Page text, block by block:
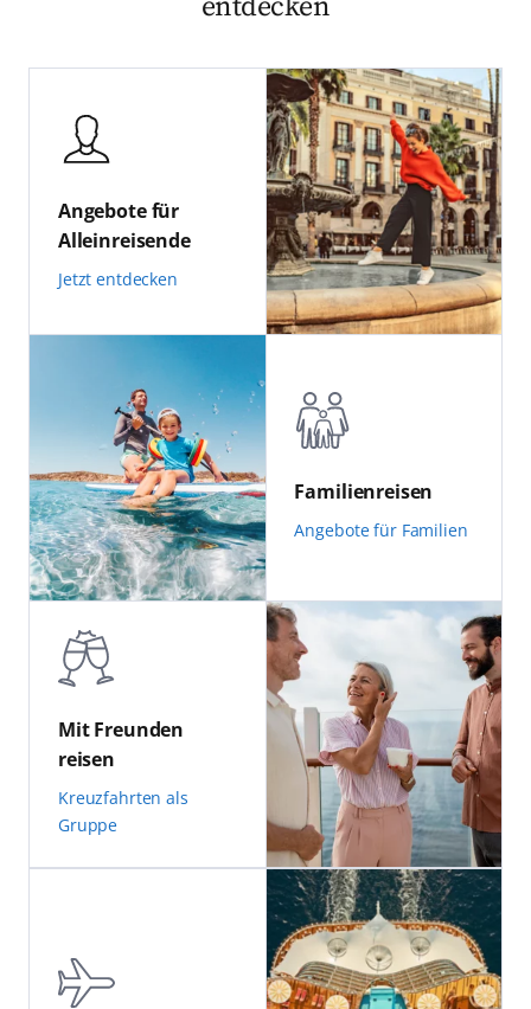
entdecken
Jetzt entdecken
Angebote für
Alleinreisende
Angebote für Familien
Familienreisen
Kreuzfahrten als
Gruppe
Mit Freunden
reisen